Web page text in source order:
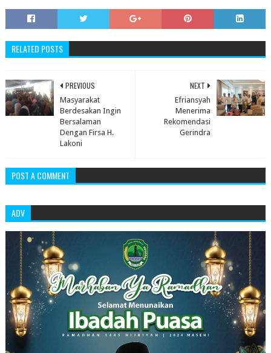
RELATED POSTS
NEXT
Efriansyah
Menerima
Rekomendasi
Gerindra
PREVIOUS
Masyarakat
Berdesakan Ingin
Bersalaman
Dengan Firsa H.
Lakoni
POST A COMMENT
ADV